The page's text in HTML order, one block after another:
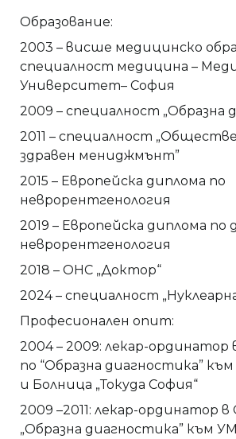
Образование:
2003 – висше медицинско
специалност медицина –
Университет– София
2009 – специалност „Образна
2011 – специалност
здравен мениджмънт”
2015 – Европейска диплома по
неврорентгенология
2019 – Европейска диплома по
неврорентгенология
2018 – ОНС „Доктор“
2024 – специалност
Професионален опит:
2004 – 2009: лекар-ординатор
по “Образна диагностика” към
и Болница „Токуда София“
2009 –2011: лекар-ординатор
„Образна диагностика” към